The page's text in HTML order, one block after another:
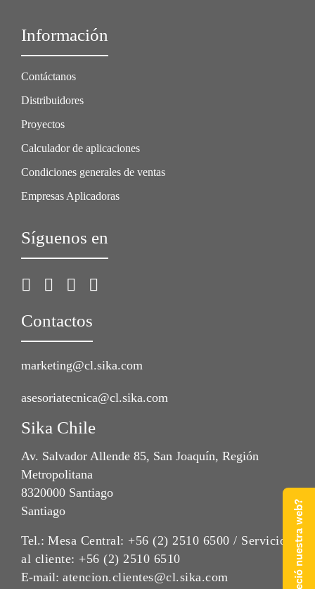
Información
Contáctanos
Distribuidores
Proyectos
Calculador de aplicaciones
Condiciones generales de ventas
Empresas Aplicadoras
Síguenos en
Contactos
marketing@cl.sika.com
asesoriatecnica@cl.sika.com
Sika Chile
Av. Salvador Allende 85, San Joaquín, Región
Metropolitana
8320000 Santiago
Santiago
Tel.: Mesa Central: +56 (2) 2510 6500 / Servicio
al cliente: +56 (2) 2510 6510
E-mail: atencion.clientes@cl.sika.com